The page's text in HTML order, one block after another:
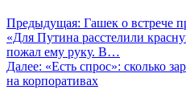
Предыдущая: Гашек о встрече
«Для Путина расстелили
пожал ему руку. В…
Далее: «Есть спрос»: сколько
на корпоративах